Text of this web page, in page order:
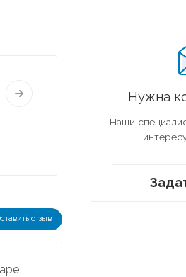
отзыв
Нужна
Наши